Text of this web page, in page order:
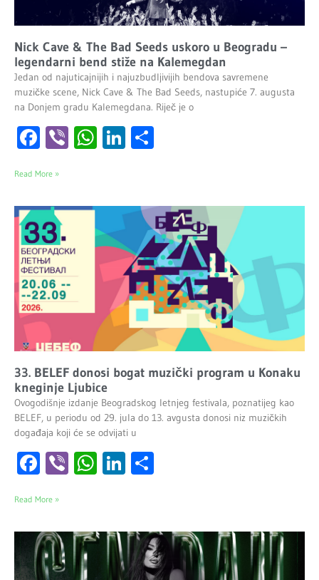
Nick Cave & The Bad Seeds uskoro u Beogradu –
legendarni bend stiže na Kalemegdan
Jedan od najuticajnijih i najuzbudljivijih bendova savremene
muzičke scene, Nick Cave & The Bad Seeds, nastupiće 7. augusta
na Donjem gradu Kalemegdana. Riječ je o
Facebook
ViberWhatsApp
LinkedIn
Read More »
33. BELEF donosi bogat muzički program u Konaku
kneginje Ljubice
Ovogodišnje izdanje Beogradskog letnjeg festivala, poznatijeg kao
BELEF, u periodu od 29. jula do 13. avgusta donosi niz muzičkih
događaja koji će se odvijati u
Facebook
ViberWhatsApp
LinkedIn
Read More »